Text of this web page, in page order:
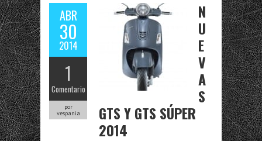
ABR
30
2014
1
Comentario
por
vespania
N
U
E
V
A
S
GTS Y GTS SÚPER
2014